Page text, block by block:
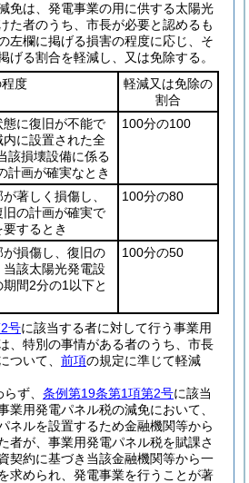
免は、発電事業の用に供する太陽光
た者のうち、市長が必要と認めるも
左欄に掲げる損害の程度に応じ、そ
げる割合を軽減し、又は免除する。
度
軽減又は免除の
割合
に復旧が不能で
に設置された全
該損壊設備に係る
計画が確実なとき
100分の100
著しく損傷し、
の計画が確実で
するとき
100分の80
損傷し、復旧の
該太陽光発電設
間2分の1以下と
100分の50
号に該当する者に対して行う事業用
、特別の事情がある者のうち、市長
ついて、 前項の規定に準じて軽減
ず、 条例第19条第1項第2号に該当
業用発電パネル税の減免において、
ネルを設置するため金融機関等から
者が、事業用発電パネル税を賦課さ
契約に基づき当該金融機関等から一
求められ、発電事業を行うことが著